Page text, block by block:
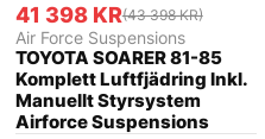
41 398 KR(43 398 KR)
Air Force Suspensions
TOYOTA SOARER 81-85
Komplett Luftfjädring Inkl.
Manuellt Styrsystem
Airforce Suspensions